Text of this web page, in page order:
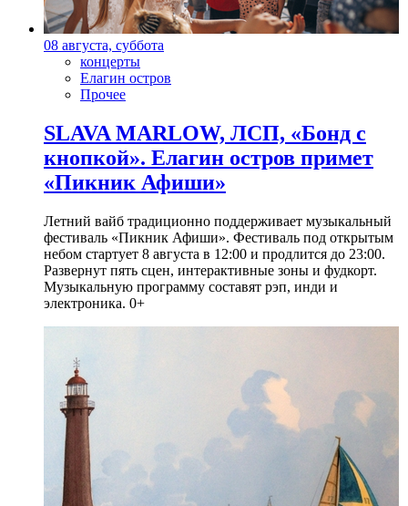
08 августа, суббота
концерты
Елагин остров
Прочее
SLAVA MARLOW, ЛСП, «Бонд с
кнопкой». Елагин остров примет
«Пикник Афиши»
Летний вайб традиционно поддерживает музыкальный
фестиваль «Пикник Афиши». Фестиваль под открытым
небом стартует 8 августа в 12:00 и продлится до 23:00.
Развернут пять сцен, интерактивные зоны и фудкорт.
Музыкальную программу составят рэп, инди и
электроника. 0+